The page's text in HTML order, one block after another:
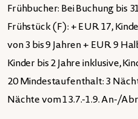
Frühbucher: Bei Buchung bis
Frühstück (F): + EUR 17,
von 3 bis 9 Jahren + EUR 9
Kinder bis 2 Jahre inklusive,
20 Mindestaufenthalt: 3
Nächte vom 13.7.-1.9. An-/